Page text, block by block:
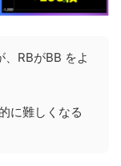
RBがBB をよ
に難しくなる